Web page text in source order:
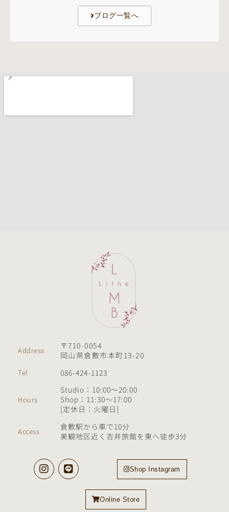
ブログ一覧へ
Address
〒710-0054
岡山県倉敷市本町13-20
Tel 086-424-1123
Hours
Studio：10:00～20:00
Shop：11:30〜17:00
[定休日：火曜日]
Access
倉敷駅から車で10分
美観地区近く吉井旅館を東へ徒歩3分
Shop Instagram
Online Store